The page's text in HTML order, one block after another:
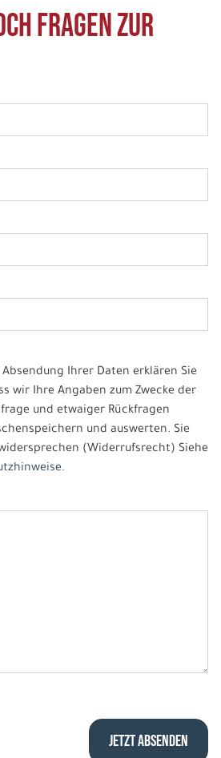
Fragen zur
Ihrer Daten erklären Sie
wir Ihre Angaben zum Zwecke der
und etwaiger Rückfragen
und auswerten. Sie
(Widerrufsrecht) Siehe